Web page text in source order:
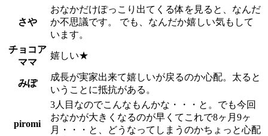
さや
おなかだけぽっこり出てくる体を見ると、なんだ
か不思議です。 でも、なんだか嬉しい気もして
います。
チョコア
ママ
嬉しい★
みぽ
成長が実家出来て嬉しいが戻るのか心配。太ると
いうことに抵抗がある。
piromi
3人目なのでこんなもんかな・・・と。でも今回
おなかが大きくなるのが早くてこれで8ヶ月9ヶ
月・・・と、どうなってしまうのかちょっと心配